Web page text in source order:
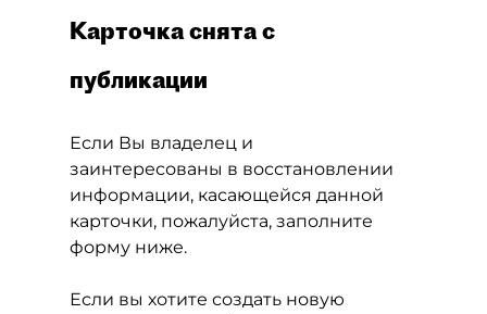
Карточка снята с
публикации
Если Вы владелец и
заинтересованы в восстановлении
информации, касающейся данной
карточки, пожалуйста, заполните
форму ниже.
Если вы хотите создать новую